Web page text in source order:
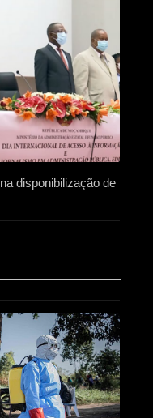
disponibilização de